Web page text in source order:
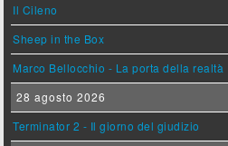
Il Cileno
Sheep in the Box
Marco Bellocchio - La porta della realtà
28 agosto 2026
Terminator 2 - Il giorno del giudizio